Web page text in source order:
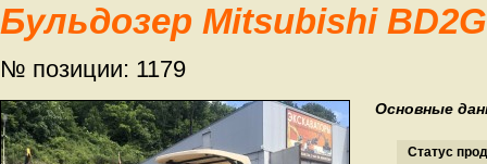
Бульдозер Mitsubishi BD2G
№ позиции: 1179
Основные
Статус